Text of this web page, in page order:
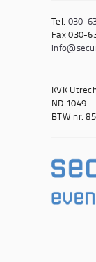
Tel. 030-
Fax 030-
KVK
ND 1049
BTW nr.